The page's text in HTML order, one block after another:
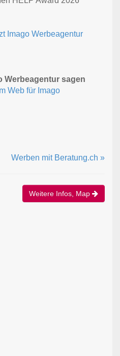
Imago Werbeagentur
Werbeagentur sagen
Web für Imago
Werben mit Beratung.ch »
Weitere Infos, Map